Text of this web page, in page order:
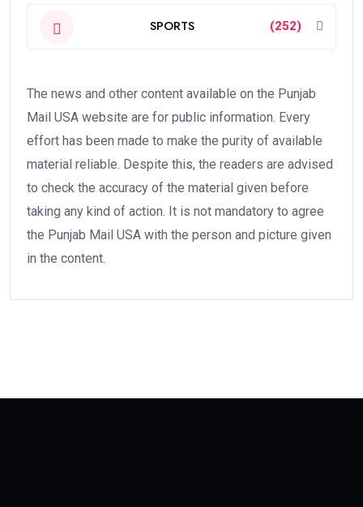
SPORTS (252)
The news and other content available on the Punjab
Mail USA website are for public information. Every
effort has been made to make the purity of available
material reliable. Despite this, the readers are advised
to check the accuracy of the material given before
taking any kind of action. It is not mandatory to agree
the Punjab Mail USA with the person and picture given
in the content.